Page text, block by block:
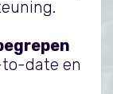
date en